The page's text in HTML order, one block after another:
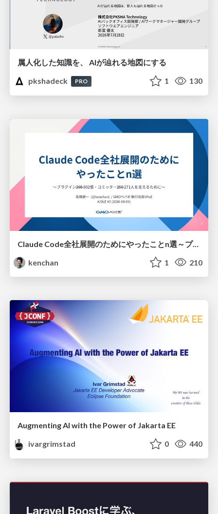
属人化した知識を、 AIが辿れる地図にする
pkshadeck
PRO 1 130
Claude Code全社展開のためにやったことn選～プラグイン302個・コミッター271人を支えるために～
kenchan
1 210
Augmenting AI with the Power of Jakarta EE
ivargrimstad
0 440